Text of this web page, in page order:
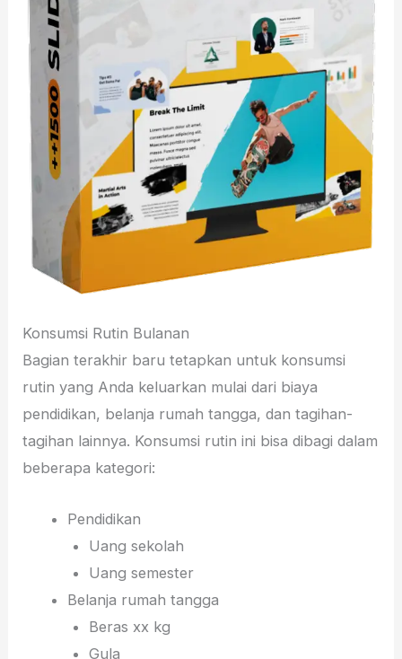
Konsumsi Rutin Bulanan
Bagian terakhir baru tetapkan untuk konsumsi
rutin yang Anda keluarkan mulai dari biaya
pendidikan, belanja rumah tangga, dan tagihan-
tagihan lainnya. Konsumsi rutin ini bisa dibagi dalam
beberapa kategori:
Pendidikan
Uang sekolah
Uang semester
Belanja rumah tangga
Beras xx kg
Gula